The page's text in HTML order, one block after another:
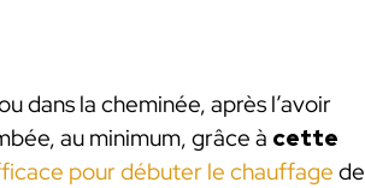
dans la cheminée, après l’avoir
au minimum, grâce à cette
pour débuter le chauffage de